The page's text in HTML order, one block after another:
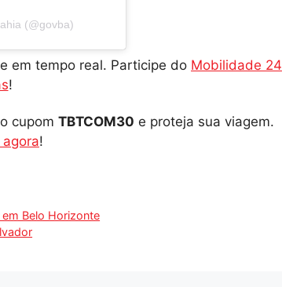
(@govba)
em tempo real. Participe do Mobilidade 24
!
cupom TBTCOM30 e proteja sua viagem.
!
Belo Horizonte